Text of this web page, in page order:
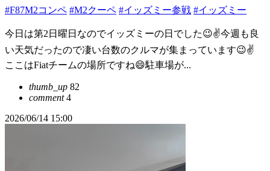
#F87M2コンペ #M2クーペ #イッズミー参戦 #イッズミー
今日は第2日曜日なのでイッズミーの日でした😉✌️今週も良
い天気だったので凄い台数のクルマが集まっています😉✌️
ここはFiatチームの場所ですね😄駐車場が...
thumb_up 82
comment4
2026/06/14 15:00